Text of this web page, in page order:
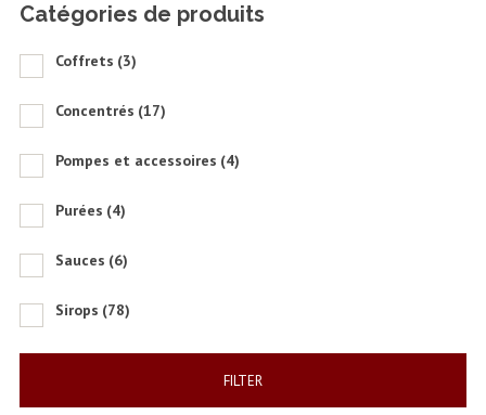
Catégories de produits
Coffrets (3)
Concentrés (17)
Pompes et accessoires (4)
Purées (4)
Sauces (6)
Sirops (78)
FILTER